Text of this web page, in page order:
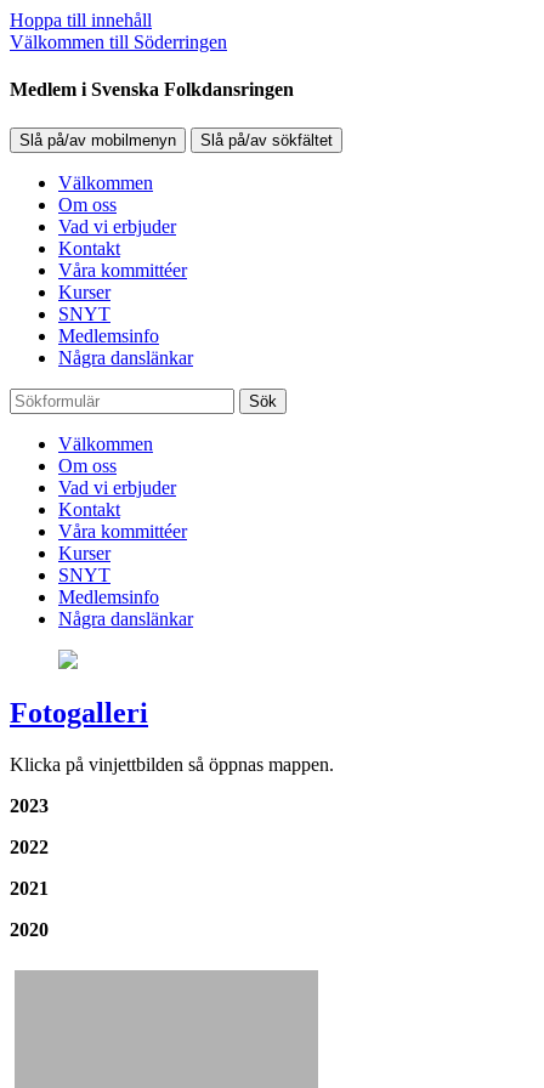
Hoppa till innehåll
Välkommen till Söderringen
Medlem i Svenska Folkdansringen
Slå på/av mobilmenyn Slå på/av sökfältet
Välkommen
Om oss
Vad vi erbjuder
Kontakt
Våra kommittéer
Kurser
SNYT
Medlemsinfo
Några danslänkar
Sök
Välkommen
Om oss
Vad vi erbjuder
Kontakt
Våra kommittéer
Kurser
SNYT
Medlemsinfo
Några danslänkar
Fotogalleri
Klicka på vinjettbilden så öppnas mappen.
2023
2022
2021
2020